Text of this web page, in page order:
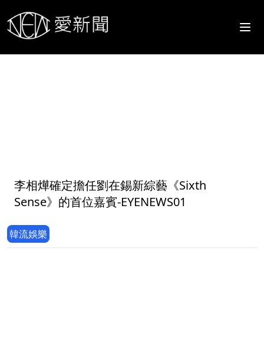
李相燁確定擔任劉在錫新綜藝《Sixth
Sense》的首位嘉賓-EYENEWS01
韓流娛樂